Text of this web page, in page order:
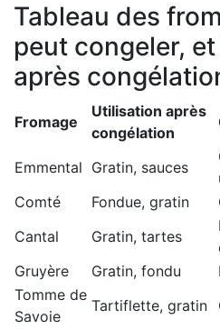
Tableau des
peut congeler,
après
Fromage
Utilisation après
congélation
Emmental Gratin, sauces
Comté
Fondue, gratin
Cantal
Gratin, tartes
Gruyère
Gratin, fondu
Tomme de
Savoie
Tartiflette, gratin